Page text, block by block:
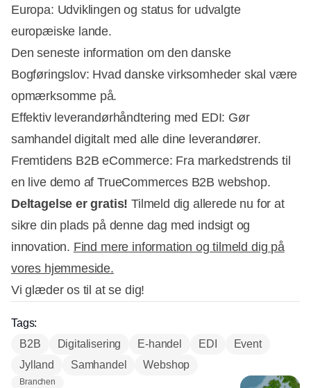
Europa: Udviklingen og status for udvalgte
europæiske lande.
Den seneste information om den danske
Bogføringslov: Hvad danske virksomheder skal være
opmærksomme på.
Effektiv leverandørhåndtering med EDI: Gør
samhandel digitalt med alle dine leverandører.
Fremtidens B2B eCommerce: Fra markedstrends til
en live demo af TrueCommerces B2B webshop.
Deltagelse er gratis! Tilmeld dig allerede nu for at
sikre din plads på denne dag med indsigt og
innovation. Find mere information og tilmeld dig på
vores hjemmeside.
Vi glæder os til at se dig!
Tags:
B2B
Digitalisering E-handel EDI
Event
Jylland
Samhandel Webshop
Branchen